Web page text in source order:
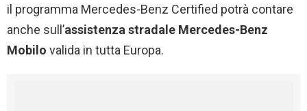
il programma Mercedes-Benz Certified potrà contare
anche sull’assistenza stradale Mercedes-Benz
Mobilo valida in tutta Europa.